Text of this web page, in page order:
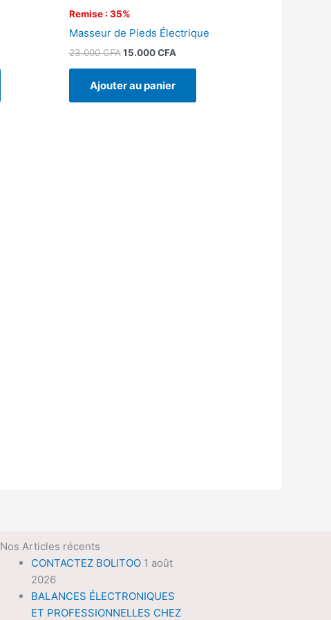
Remise : 35%
Masseur de Pieds Électrique
23.000CFA 15.000CFA
Ajouter au panier
Nos Articles récents
CONTACTEZ BOLITOO 1 août
2026
BALANCES ÉLECTRONIQUES
ET PROFESSIONNELLES CHEZ